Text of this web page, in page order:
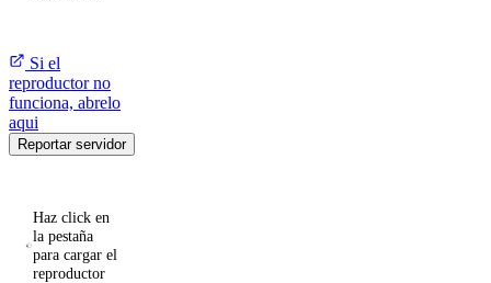
Si el
reproductor no
funciona, abrelo
aqui
Reportar servidor
Haz click en
la pestaña
para cargar el
reproductor